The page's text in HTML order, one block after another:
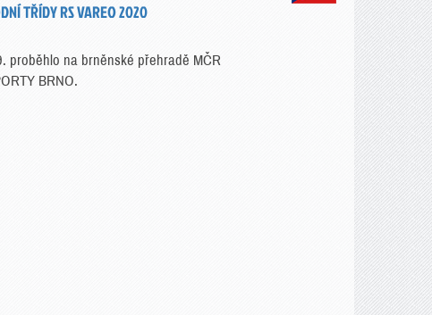
TŘÍDY RS VAREO 2020
proběhlo na brněnské přehradě MČR
BRNO.